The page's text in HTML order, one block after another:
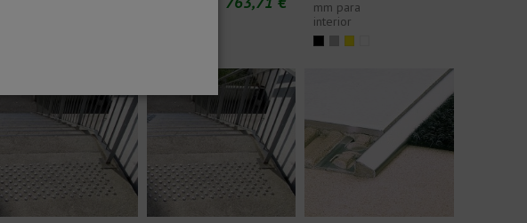
mm para
interior